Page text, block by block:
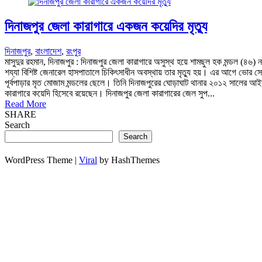
দিনাজপুর জেলা কারাগারে একজন কয়েদির মৃত্যু
দিনাজপুর, বাংলাদেশ, রংপুর
মাসুদুর রহমান, দিনাজপুর : দিনাজপুর জেলা কারাগারে অসুস্থ হয়ে শামছুল হক মন্ডল
শয্যা বিশিষ্ট জেনারেল হাসপাতালে চিকিৎসাধীন অবস্থায় তার মৃত্যু হয়। এর আগে ভোর
পূর্বপাড়ার মৃত মোজাম মন্ডলের ছেলে। তিনি দিনাজপুরের ঘোড়াঘাট থানার ২০১২
কারাগারে কয়েদি হিসেবে রয়েছেন। দিনাজপুর জেলা কারাগারের জেল সুপ...
Read More
SHARE
Search
Search
WordPress Theme | Viral by HashThemes